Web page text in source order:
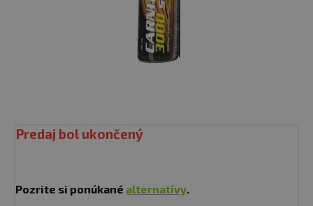
Predaj bol ukončený
Pozrite si ponúkané alternatívy.